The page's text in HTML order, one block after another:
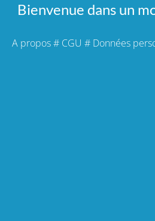
Bienvenue dans un
A propos# CGU # Données